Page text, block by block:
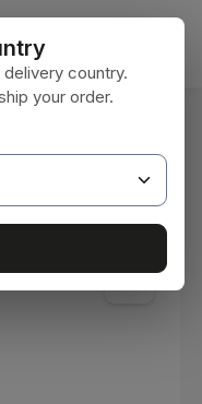
country.
your order.